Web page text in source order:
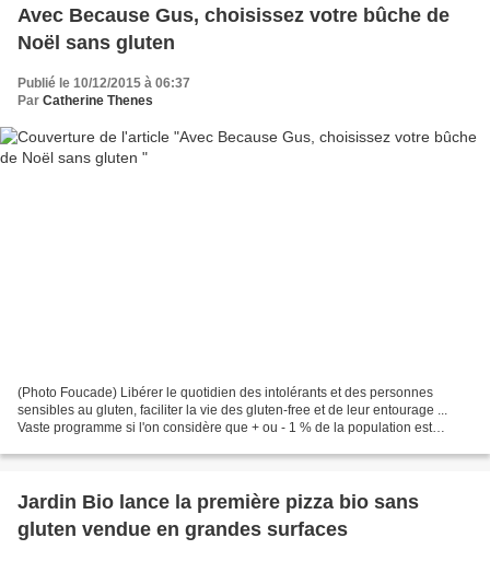
Avec Because Gus, choisissez votre bûche de
Noël sans gluten
Publié le 10/12/2015 à 06:37
Par Catherine Thenes
(Photo Foucade) Libérer le quotidien des intolérants et des personnes
sensibles au gluten, faciliter la vie des gluten-free et de leur entourage ...
Vaste programme si l'on considère que + ou - 1 % de la population est
Jardin Bio lance la première pizza bio sans
gluten vendue en grandes surfaces